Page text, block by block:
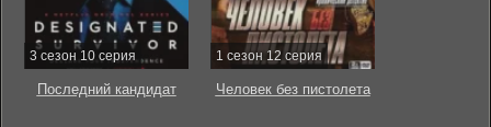
3 сезон 10 серия
Последний кандидат
1 сезон 12 серия
Человек без пистолета